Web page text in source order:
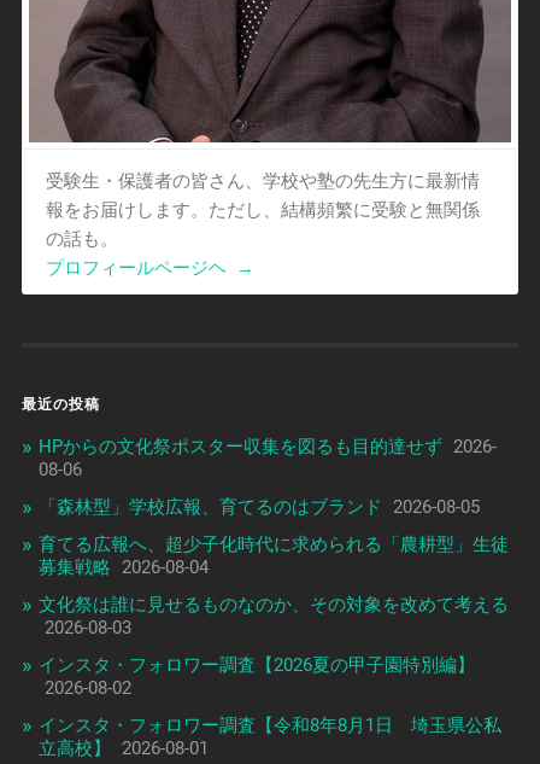
受験生・保護者の皆さん、学校や塾の先生方に最新情
報をお届けします。ただし、結構頻繁に受験と無関係
の話も。
プロフィールページヘ
→
最近の投稿
HPからの文化祭ポスター収集を図るも目的達せず 2026-
08-06
「森林型」学校広報、育てるのはブランド
2026-08-05
育てる広報へ、超少子化時代に求められる「農耕型」生徒
募集戦略
2026-08-04
文化祭は誰に見せるものなのか、その対象を改めて考える
2026-08-03
インスタ・フォロワー調査【2026夏の甲子園特別編】
2026-08-02
インスタ・フォロワー調査【令和8年8月1日 埼玉県公私
立高校】
2026-08-01